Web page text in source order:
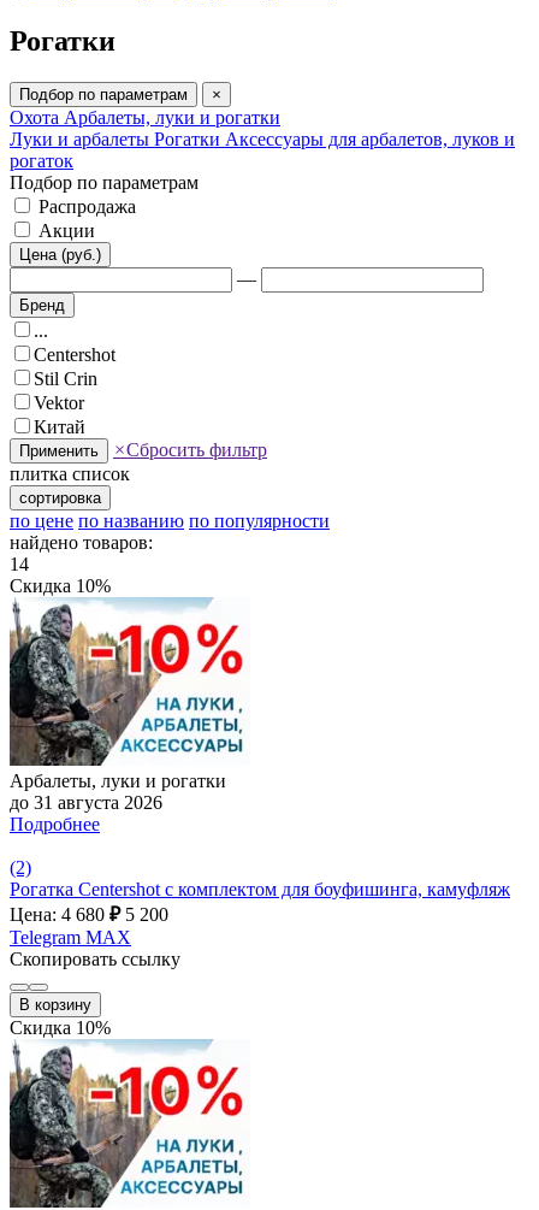
Рогатки
Подбор по параметрам ×
Охота Арбалеты, луки и рогатки
Луки и арбалеты Рогатки Аксессуары для арбалетов, луков и
рогаток
Подбор по параметрам
Распродажа
Акции
Цена (руб.)
—
Бренд
...
Centershot
Stil Crin
Vektor
Китай
Применить ×Сбросить фильтр
плитка список
сортировка
по цене по названию по популярности
найдено товаров:
14
Скидка 10%
Арбалеты, луки и рогатки
до 31 августа 2026
Подробнее
(2)
Рогатка Centershot с комплектом для боуфишинга, камуфляж
Цена: 4 680 ₽ 5 200
Telegram MAX
Скопировать ссылку
В корзину
Скидка 10%